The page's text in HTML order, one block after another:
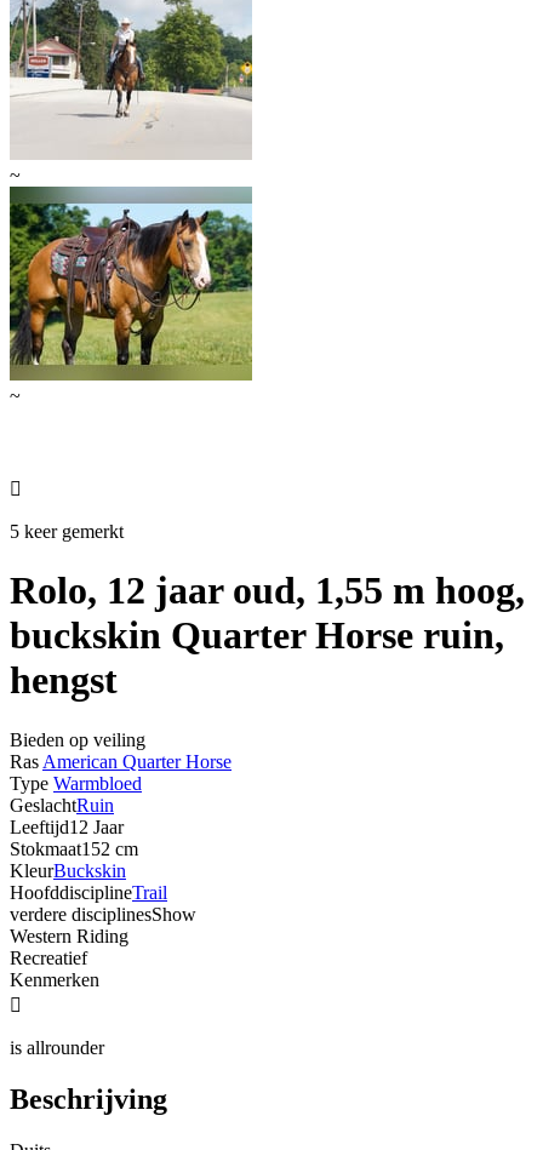
~
~

5 keer gemerkt
Rolo, 12 jaar oud, 1,55 m hoog,
buckskin Quarter Horse ruin,
hengst
Bieden op veiling
Ras American Quarter Horse
Type Warmbloed
GeslachtRuin
Leeftijd12 Jaar
Stokmaat152 cm
KleurBuckskin
HoofddisciplineTrail
verdere disciplinesShow
Western Riding
Recreatief
Kenmerken

is allrounder
Beschrijving